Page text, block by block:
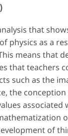
that
physics as a
means that
that teachers
such as the
the
of